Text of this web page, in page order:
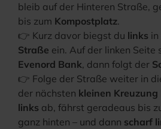
bleib auf der Hin­te­ren Stra­ße,
bis zum Kom­post­platz.
👉 Kurz davor biegst du links in
Stra­ße ein. Auf der lin­ken Sei­te
Even­ord Bank, dann folgt der
👉 Fol­ge der Stra­ße wei­ter in
der nächs­ten klei­nen Kreu­zung
links ab, fährst gera­de­aus bis
ganz hin­ten – und dann scharf